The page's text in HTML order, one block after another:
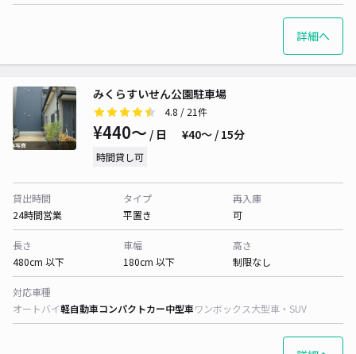
詳細へ
みくらすいせん公園駐車場
4.8 / 21件
¥440〜 / 日 ¥40〜 / 15分
時間貸し可
貸出時間
24時間営業
タイプ
平置き
再入庫
可
長さ
480cm 以下
車幅
180cm 以下
高さ
制限なし
対応車種
オートバイ軽自動車コンパクトカー中型車ワンボックス大型車・SUV